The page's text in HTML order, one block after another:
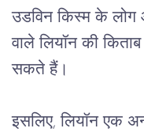
उडविन किस्म के लोग
वाले लियॉन की किताब
सकते हैं।
इसलिए, लियॉन एक